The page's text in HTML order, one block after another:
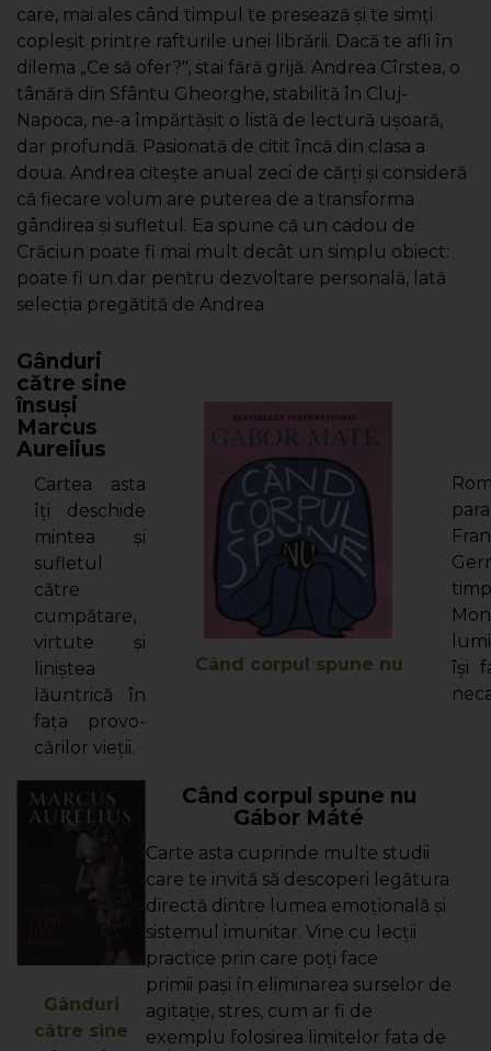
care, mai ales când timpul te presează şi te simţi
copleşit printre rafturile unei librării. Dacă te afli în
dilema „Ce să ofer?", stai fără grijă. Andrea Cîrstea, o
tânără din Sfântu Gheorghe, stabilită în Cluj-
Napoca, ne-a împărtăşit o listă de lectură uşoară,
dar profundă. Pasionată de citit încă din clasa a
doua. Andrea citeşte anual zeci de cărţi şi consideră
că fiecare volum are puterea de a transforma
gândirea şi sufletul. Ea spune că un cadou de
Crăciun poate fi mai mult decât un simplu obiect:
poate fi un dar pentru dezvoltare personală, lată
selecţia pregătită de Andrea
Gânduri
către sine
însuşi
Marcus
Aurelius
Cartea asta
îţi deschide
mintea şi
sufletul
către
cumpătare,
virtute şi
liniştea
lăuntrică în
faţa provo­
cărilor vieţii.
Când corpul spune nu
îşi
Gânduri
către sine
Când corpul spune nu
Gábor Máté
Carte asta cuprinde multe studii
care te invită să descoperi legă­tura
directă dintre lumea emoţio­nală şi
sistemul imunitar. Vine cu lecţii
practice prin care poţi face
primii pași ín eliminarea surselor de
agitaţie, stres, cum ar fi de
exemplu folosirea limitelor fata de